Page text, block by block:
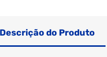
Descrição do Produto